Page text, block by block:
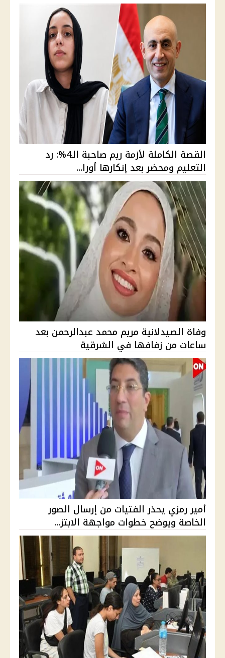
القصة الكاملة لأزمة ريم صاحبة الـ4%: رد
التعليم ومحضر بعد إنكارها أورا...
وفاة الصيدلانية مريم محمد عبدالرحمن بعد
ساعات من زفافها في الشرقية
أمير رمزي يحذر الفتيات من إرسال الصور
الخاصة ويوضح خطوات مواجهة الابتز...